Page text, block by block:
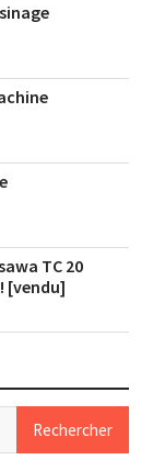
TC 20
[vendu]